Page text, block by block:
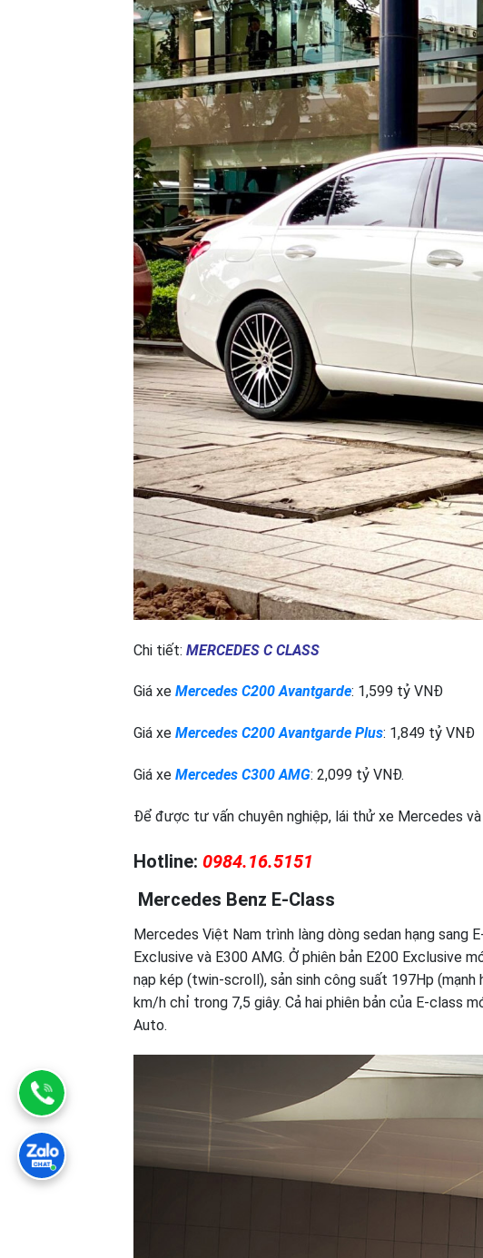
Chi tiết: MERCEDES C CLASS
Giá xe Mercedes C200 Avantgarde: 1,599 tỷ VNĐ
Giá xe Mercedes C200 Avantgarde Plus: 1,849 tỷ VNĐ
Giá xe Mercedes C300 AMG: 2,099 tỷ VNĐ.
Để được tư vấn chuyên nghiệp, lái thử xe Mercedes
Hotline: 0984.16.5151
Mercedes Benz E-Class
Mercedes Việt Nam trình làng dòng sedan hạng sang
Exclusive và E300 AMG. Ở phiên bản E200 Exclusive
nạp kép (twin-scroll), sản sinh công suất 197Hp
km/h chỉ trong 7,5 giây. Cả hai phiên bản của E-class
Auto.